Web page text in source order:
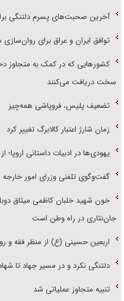
آخرین صحبت‌های پسرم دلتنگی
توافق ایران و عراق برای
کشور‌هایی که در کمک به متجاوز
سخت دریافت می‌کنند
تضعیف پلیس، فروپاشی همه‌چیز
زمان شارژ اعتبار کالابرگ تغییر کرد
یهودی‌ها در ادبیات داستانی اروپا؛
گفت‌وگوی تلفنی وزرای امور
خون شهید خلبان کاظمی میثاق
جان‌نثاری در راه وطن است
اربعین حسینی (ع) از منظر فقه و
دلتنگی نکرد و در مسیر جهاد تا
تنبیه متجاوز عملیاتی شد